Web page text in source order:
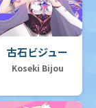
古石ビジュー
Koseki Bijou